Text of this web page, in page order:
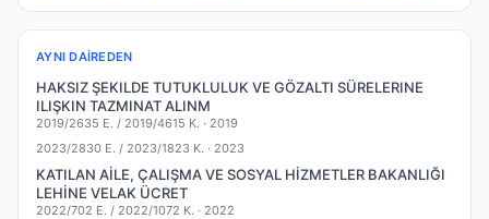
AYNI DAIREDEN
HAKSIZ ŞEKILDE TUTUKLULUK VE GÖZALTI SÜRELERINE
ILIŞKIN TAZMINAT ALINM
2019/2635 E. / 2019/4615 K. · 2019
2023/2830 E. / 2023/1823 K. · 2023
KATILAN AİLE, ÇALIŞMA VE SOSYAL HİZMETLER BAKANLIĞI
LEHİNE VELAK ÜCRET
2022/702 E. / 2022/1072 K. · 2022